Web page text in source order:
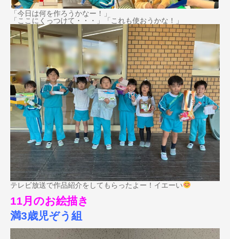
「今日は何を作ろうかなー！」
「ここにくっつけて・・・」「これも使おうかな！」
テレビ放送で作品紹介をしてもらったよー！イエーい
11月のお絵描き
満3歳児ぞう組